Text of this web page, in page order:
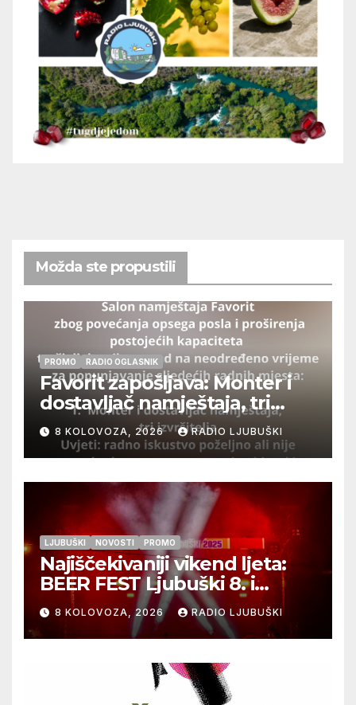
Možda ste propustili
PROMO RADIO OGLASNIK
Favorit zapošljava: Monter i
dostavljač namještaja, tri
izvršitelja
8 KOLOVOZA, 2026 RADIO LJUBUŠKI
LJUBUŠKI NOVOSTI PROMO
Najiščekivaniji vikend ljeta:
BEER FEST Ljubuški 8. i
9.kolovoza
8 KOLOVOZA, 2026 RADIO LJUBUŠKI